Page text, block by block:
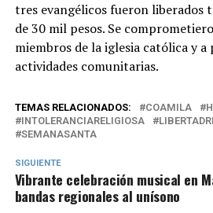
tres evangélicos fueron liberados
de 30 mil pesos. Se
miembros de la iglesia católica y
actividades comunitarias.
TEMAS RELACIONADOS: COAMILA
INTOLERANCIARELIGIOSA
SEMANASANTA
SIGUIENTE
Vibrante celebración musical en
bandas regionales al unísono